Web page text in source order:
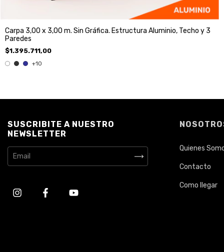
Carpa 3,00 x 3,00 m. Sin Gráfica. Estructura Aluminio, Techo y 3
Paredes
$1.395.711,00
+10
SUSCRIBITE A NUESTRO
NEWSLETTER
Quienes
Contacto
Como llegar